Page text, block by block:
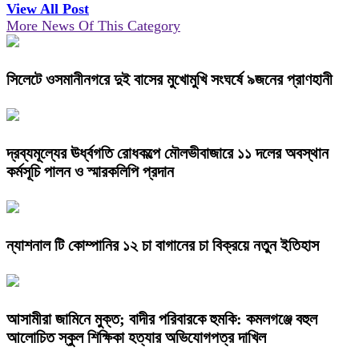
View All Post
More News Of This Category
সিলেটে ওসমানীনগরে দুই বাসের মুখোমুখি সংঘর্ষে ৯জনের প্রাণহানী
দ্রব্যমূল্যের ঊর্ধ্বগতি রোধকল্পে মৌলভীবাজারে ১১ দলের অবস্থান
কর্মসূচি পালন ও স্মারকলিপি প্রদান
ন্যাশনাল টি কোম্পানির ১২ চা বাগানের চা বিক্রয়ে নতুন ইতিহাস
আসামীরা জামিনে মুক্ত; বাদীর পরিবারকে হুমকি: কমলগঞ্জে বহুল
আলোচিত স্কুল শিক্ষিকা হত্যার অভিযোগপত্র দাখিল